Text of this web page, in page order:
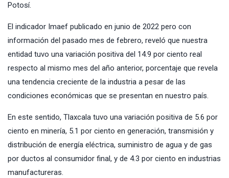
Potosí.
El indicador Imaef publicado en junio de 2022 pero con
información del pasado mes de febrero, reveló que nuestra
entidad tuvo una variación positiva del 14.9 por ciento real
respecto al mismo mes del año anterior, porcentaje que revela
una tendencia creciente de la industria a pesar de las
condiciones económicas que se presentan en nuestro país.
En este sentido, Tlaxcala tuvo una variación positiva de 5.6 por
ciento en minería, 5.1 por ciento en generación, transmisión y
distribución de energía eléctrica, suministro de agua y de gas
por ductos al consumidor final, y de 4.3 por ciento en industrias
manufactureras.